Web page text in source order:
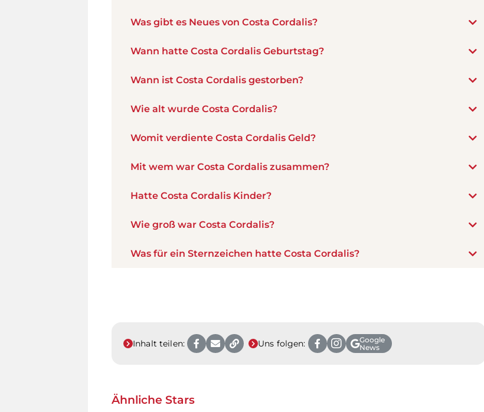
Was gibt es Neues von Costa Cordalis?
Wann hatte Costa Cordalis Geburtstag?
Wann ist Costa Cordalis gestorben?
Wie alt wurde Costa Cordalis?
Womit verdiente Costa Cordalis Geld?
Mit wem war Costa Cordalis zusammen?
Hatte Costa Cordalis Kinder?
Wie groß war Costa Cordalis?
Was für ein Sternzeichen hatte Costa Cordalis?
Inhalt teilen: Uns folgen:
Google
News
Ähnliche Stars